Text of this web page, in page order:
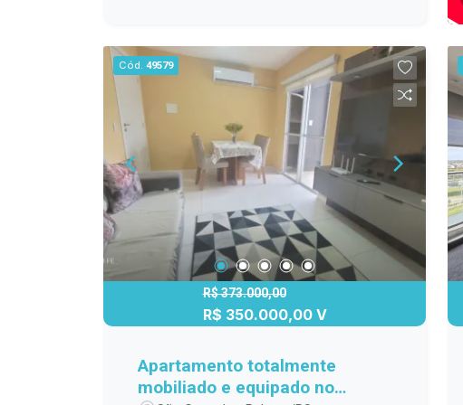
espaço bem planejado. Localização: Av.
Bento Gonçalves - Acqua Parque
Residence Entre em contato para mais
informações e agende sua visita!
Cód. 49579
R$ 373.000,00
R$ 350.000,00 V
Apartamento totalmente
mobiliado e equipado no